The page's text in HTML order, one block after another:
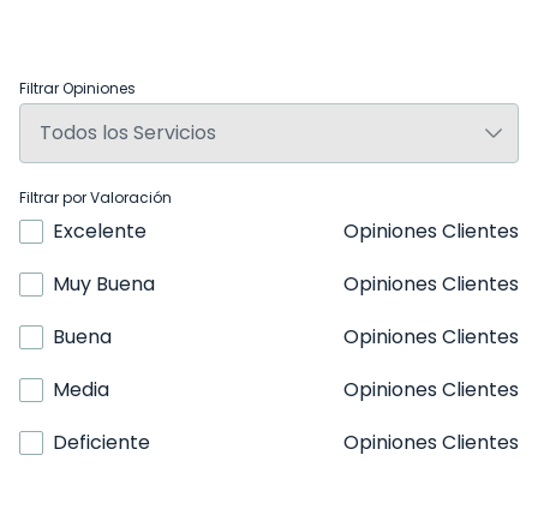
Filtrar Opiniones
Filtrar por Valoración
Excelente
Opiniones Clientes
Muy Buena
Opiniones Clientes
Buena
Opiniones Clientes
Media
Opiniones Clientes
Deficiente
Opiniones Clientes